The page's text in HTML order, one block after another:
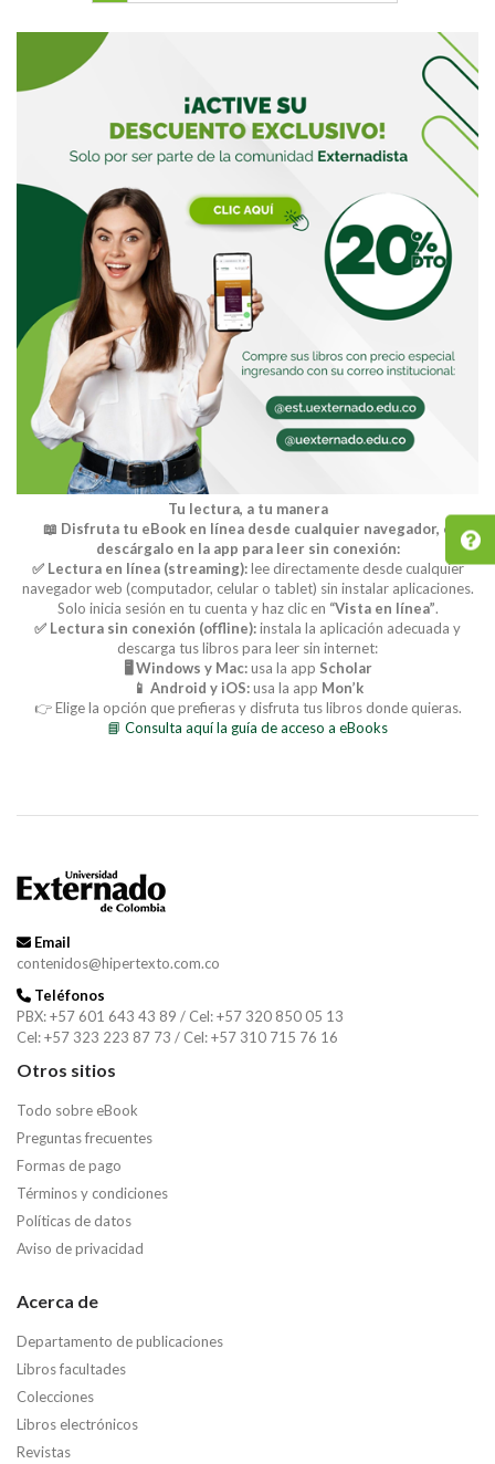
Tu lectura, a tu manera
📖 Disfruta tu eBook en línea desde cualquier navegador, o
descárgalo en la app para leer sin conexión:
✅ Lectura en línea (streaming):lee directamente desde cualquier
navegador web (computador, celular o tablet) sin instalar aplicaciones.
Solo inicia sesión en tu cuenta y haz clic en “Vista en línea”.
✅ Lectura sin conexión (offline):instala la aplicación adecuada y
descarga tus libros para leer sin internet:
🖥️ Windows y Mac:usa la app Scholar
📱 Android y iOS:usa la app Mon’k
👉 Elige la opción que prefieras y disfruta tus libros donde quieras.
📘 Consulta aquí la guía de acceso a eBooks
Email
contenidos@hipertexto.com.co
Teléfonos
PBX: +57 601 643 43 89 / Cel: +57 320 850 05 13
Cel: +57 323 223 87 73 / Cel: +57 310 715 76 16
Otros sitios
Todo sobre eBook
Preguntas frecuentes
Formas de pago
Términos y condiciones
Políticas de datos
Aviso de privacidad
Acerca de
Departamento de publicaciones
Libros facultades
Colecciones
Libros electrónicos
Revistas